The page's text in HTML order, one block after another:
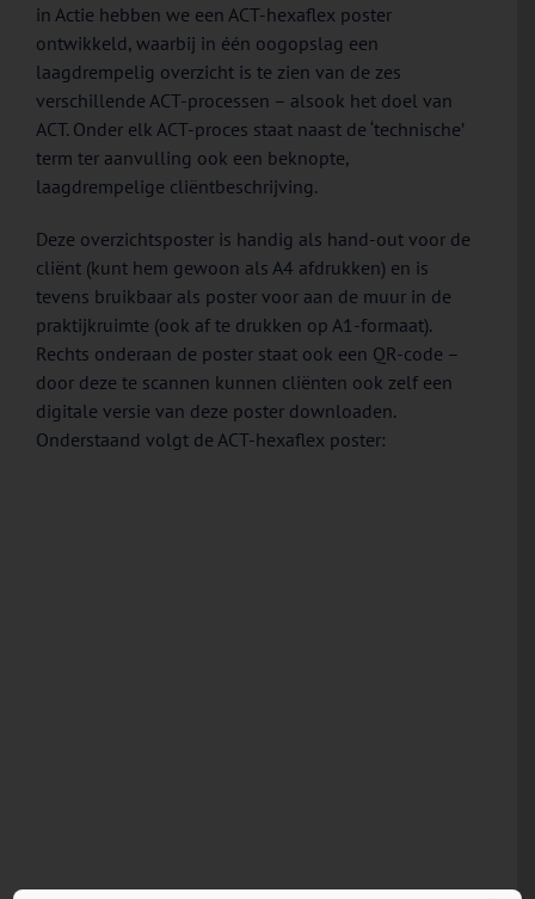
in Actie hebben we een ACT-hexaflex poster
ontwikkeld, waarbij in één oogopslag een
laagdrempelig overzicht is te zien van de zes
verschillende ACT-processen – alsook het doel van
ACT. Onder elk ACT-proces staat naast de ‘technische’
term ter aanvulling ook een beknopte,
laagdrempelige cliëntbeschrijving.
Deze overzichtsposter is handig als hand-out voor de
cliënt (kunt hem gewoon als A4 afdrukken) en is
tevens bruikbaar als poster voor aan de muur in de
praktijkruimte (ook af te drukken op A1-formaat).
Rechts onderaan de poster staat ook een QR-code –
door deze te scannen kunnen cliënten ook zelf een
digitale versie van deze poster downloaden.
Onderstaand volgt de ACT-hexaflex poster: